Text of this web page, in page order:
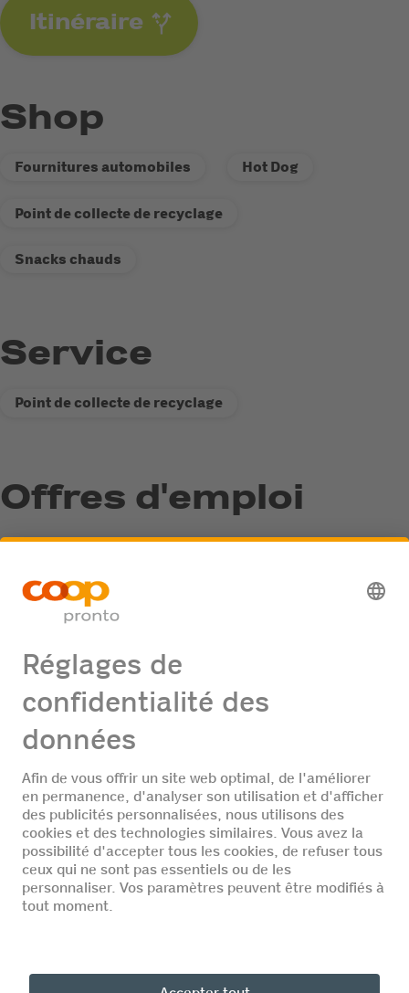
Itinéraire
Shop
Fournitures automobiles Hot Dog
Point de collecte de recyclage
Snacks chauds
Service
Point de collecte de recyclage
Offres d'emploi
40% - 100%
Voir
l'annonce
© Coop Pronto